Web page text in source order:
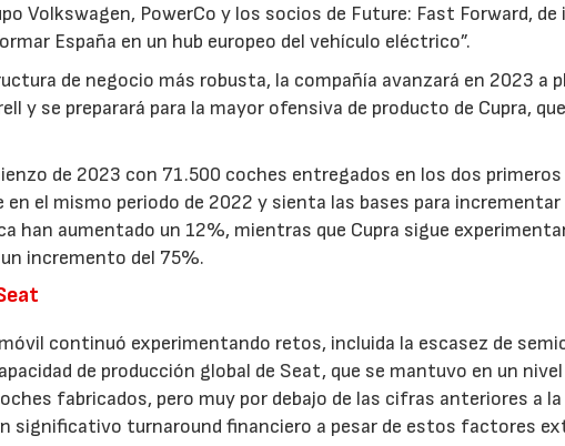
Volkswagen, PowerCo y los socios de Future: Fast Forward,
España en un hub europeo del vehículo eléctrico”.
de negocio más robusta, la compañía avanzará en 2023 a
y se preparará para la mayor ofensiva de producto de Cupra,
de 2023 con 71.500 coches entregados en los dos primeros
en el mismo periodo de 2022 y sienta las bases para
han aumentado un 12%, mientras que Cupra sigue
incremento del 75%.
continuó experimentando retos, incluida la escasez de
de producción global de Seat, que se mantuvo en un
fabricados, pero muy por debajo de las cifras anteriores a la
significativo turnaround financiero a pesar de estos factores